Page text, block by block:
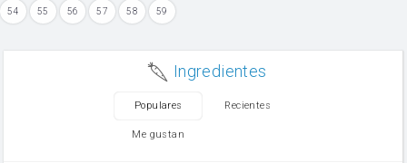
54 55 56 57 58 59
Ingredientes
Populares Recientes
Me gustan